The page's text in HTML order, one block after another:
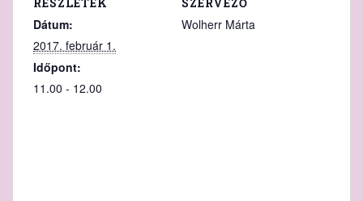
Dátum:
2017. február 1.
Időpont:
11.00 - 12.00
Wolherr Márta